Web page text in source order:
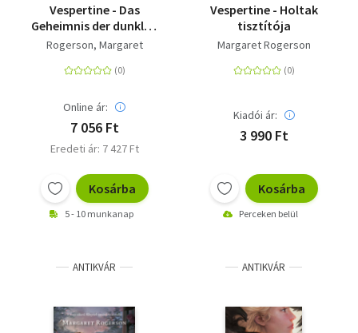
Vespertine - Das
Geheimnis der dunklen
Priesterin -
magisch, fesselnd - die
Bestsellerautorin
Rogerson, Margaret
Online ár:
7 056 Ft
Eredeti ár: 7 427 Ft
Kosárba
5 - 10 munkanap
Vespertine - Holtak
tisztítója
Margaret Rogerson
Kiadói ár:
3 990 Ft
Kosárba
Perceken belül
ANTIKVÁR ANTIKVÁR